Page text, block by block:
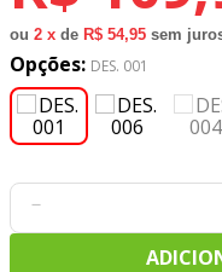
ou 2 x de R$ 54,95 sem
Opções: DES. 001
－
tecido tricoline
7º
percal
º
tecido oxford
9º
tecidos